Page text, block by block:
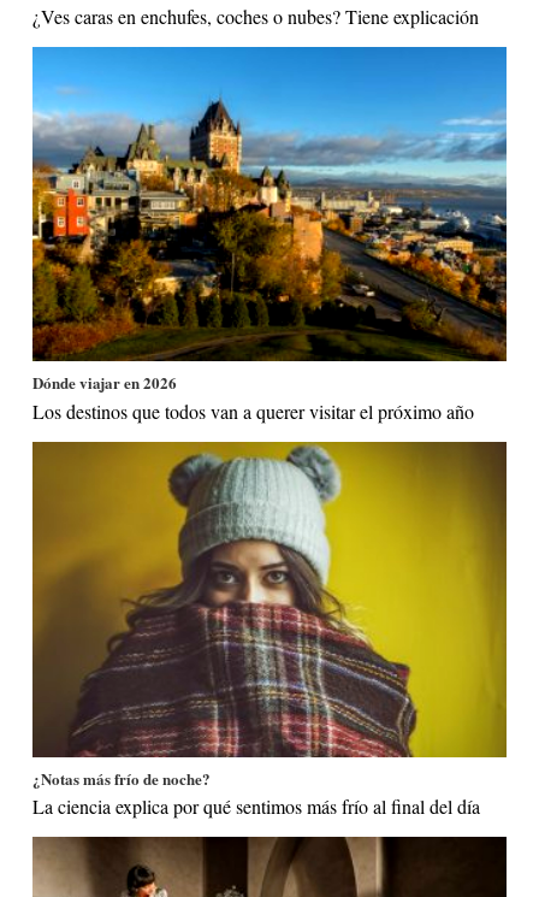
¿Ves caras en enchufes, coches o nubes? Tiene explicación
Dónde viajar en 2026
Los destinos que todos van a querer visitar el próximo año
¿Notas más frío de noche?
La ciencia explica por qué sentimos más frío al final del día